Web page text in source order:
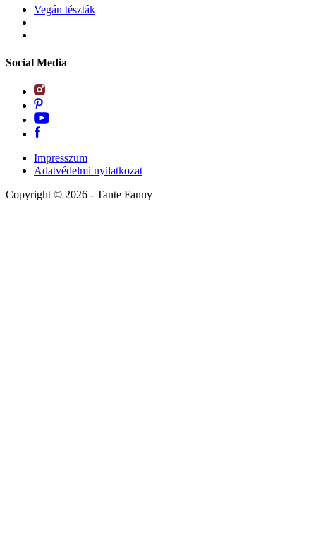
Vegán tészták
Social Media
Impresszum
Adatvédelmi nyilatkozat
Copyright © 2026 - Tante Fanny